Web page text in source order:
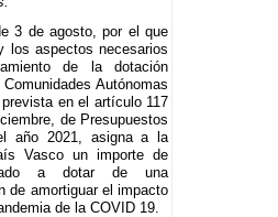
3 de agosto, por el que
los aspectos necesarios
de la dotación
Autónomas
en el artículo 117
de Presupuestos
año 2021, asigna a la
Vasco un importe de
a dotar de una
de amortiguar el impacto
de la COVID 19.